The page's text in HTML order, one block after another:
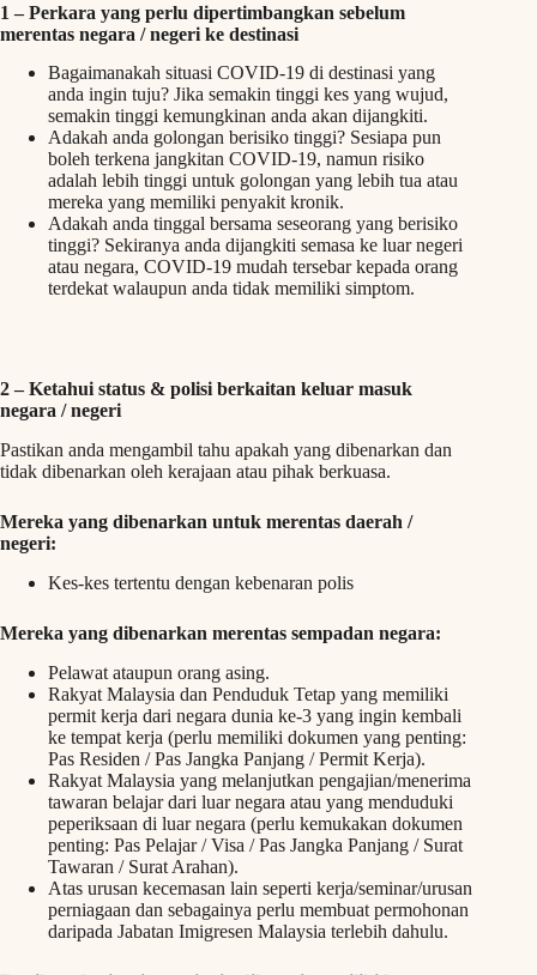
1 –Perkara yang perlu dipertimbangkan sebelum
merentas negara / negeri ke destinasi
Bagaimanakah situasi COVID-19 di destinasi yang
anda ingin tuju? Jika semakin tinggi kes yang wujud,
semakin tinggi kemungkinan anda akan dijangkiti.
Adakah anda golongan berisiko tinggi? Sesiapa pun
boleh terkena jangkitan COVID-19, namun risiko
adalah lebih tinggi untuk golongan yang lebih tua atau
mereka yang memiliki penyakit kronik.
Adakah anda tinggal bersama seseorang yang berisiko
tinggi? Sekiranya anda dijangkiti semasa ke luar negeri
atau negara, COVID-19 mudah tersebar kepada orang
terdekat walaupun anda tidak memiliki simptom.
2 –Ketahui status & polisi berkaitan keluar masuk
negara / negeri
Pastikan anda mengambil tahu apakah yang dibenarkan dan
tidak dibenarkan oleh kerajaan atau pihak berkuasa.
Mereka yang dibenarkan untuk merentas daerah /
negeri:
Kes-kes tertentu dengan kebenaran polis
Mereka yang dibenarkan merentas sempadan negara:
Pelawat ataupun orang asing.
Rakyat Malaysia dan Penduduk Tetap yang memiliki
permit kerja dari negara dunia ke-3 yang ingin kembali
ke tempat kerja (perlu memiliki dokumen yang penting:
Pas Residen / Pas Jangka Panjang / Permit Kerja).
Rakyat Malaysia yang melanjutkan pengajian/menerima
tawaran belajar dari luar negara atau yang menduduki
peperiksaan di luar negara (perlu kemukakan dokumen
penting: Pas Pelajar / Visa / Pas Jangka Panjang / Surat
Tawaran / Surat Arahan).
Atas urusan kecemasan lain seperti kerja/seminar/urusan
perniagaan dan sebagainya perlu membuat permohonan
daripada Jabatan Imigresen Malaysia terlebih dahulu.